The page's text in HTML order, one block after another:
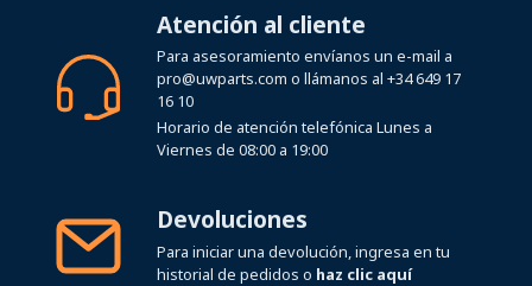
Atención al cliente
Para asesoramiento envíanos un e-mail a
pro@uwparts.com o llámanos al +34 649 17
16 10
Horario de atención telefónica Lunes a
Viernes de 08:00 a 19:00
Devoluciones
Para iniciar una devolución, ingresa en tu
historial de pedidos o haz clic aquí